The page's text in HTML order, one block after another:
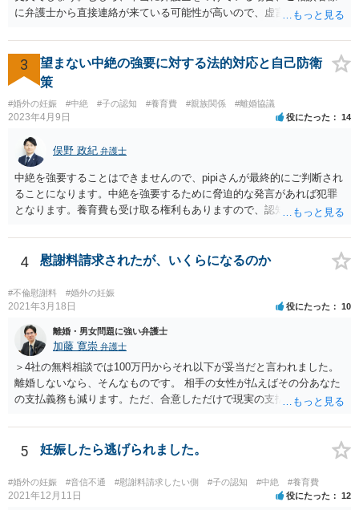
に弁護士から直接連絡が来ている可能性が高いので、虚言の可能性も
相手にそのことを聞くことに問題はありません。 逆に本当に弁護士を
つけているような場合はこちらも、弁護士に相談した方がよいかと考
えます。 ご参考になれば幸いです。
3
望まない中絶の強要に対する法的対応と自己防衛
策
#婚外の妊娠 #中絶 #子の認知 #養育費 #親族関係 #離婚協議
2023年4月9日 役にたった 14
俣野 政紀 弁護士
中絶を強要することはできませんので、pipiさんが最終的にご判断され
ることになります。中絶を強要するために脅迫的な発言があれば犯罪
となります。養育費も受け取る権利もありますので、認知等につきお
勧めします。
4 慰謝料請求されたが、いくらになるのか
#不倫慰謝料 #婚外の妊娠
2021年3月18日 役にたった 10
離婚・男女問題に強い弁護士
加藤 寛崇 弁護士
＞4社の無料相談では100万円からそれ以下が妥当だと言われました。
離婚しないなら、そんなものです。 相手の女性が払えばその分あなた
の支払義務も減ります。ただ、合意しただけで現実の支払がないなら
5 妊娠したら逃げられました。
#婚外の妊娠 #音信不通 #慰謝料請求したい側 #子の認知 #中絶 #養育費
2021年12月11日 役にたった 12